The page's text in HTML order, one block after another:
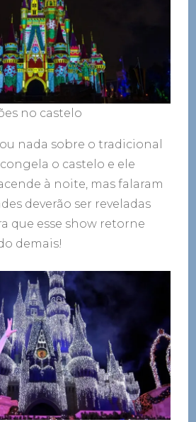
no castelo
nada sobre o tradicional
o castelo e ele
à noite, mas falaram
deverão ser reveladas
que esse show retorne
demais!